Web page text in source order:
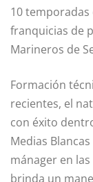
10 temporadas
franquicias de
Marineros de
Formación
recientes, el
con éxito
Medias
mánager en
brinda un